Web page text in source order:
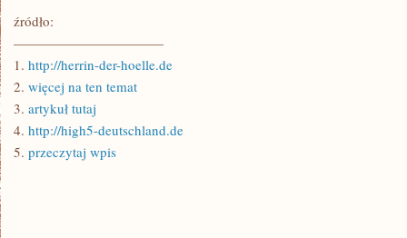
źródło:
———————————
1. http://herrin-der-hoelle.de
2. więcej na ten temat
3. artykuł tutaj
4. http://high5-deutschland.de
5. przeczytaj wpis